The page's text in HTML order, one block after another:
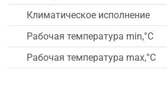
Климатическое исполнение
Рабочая температура min,°C
Рабочая температура max,°C